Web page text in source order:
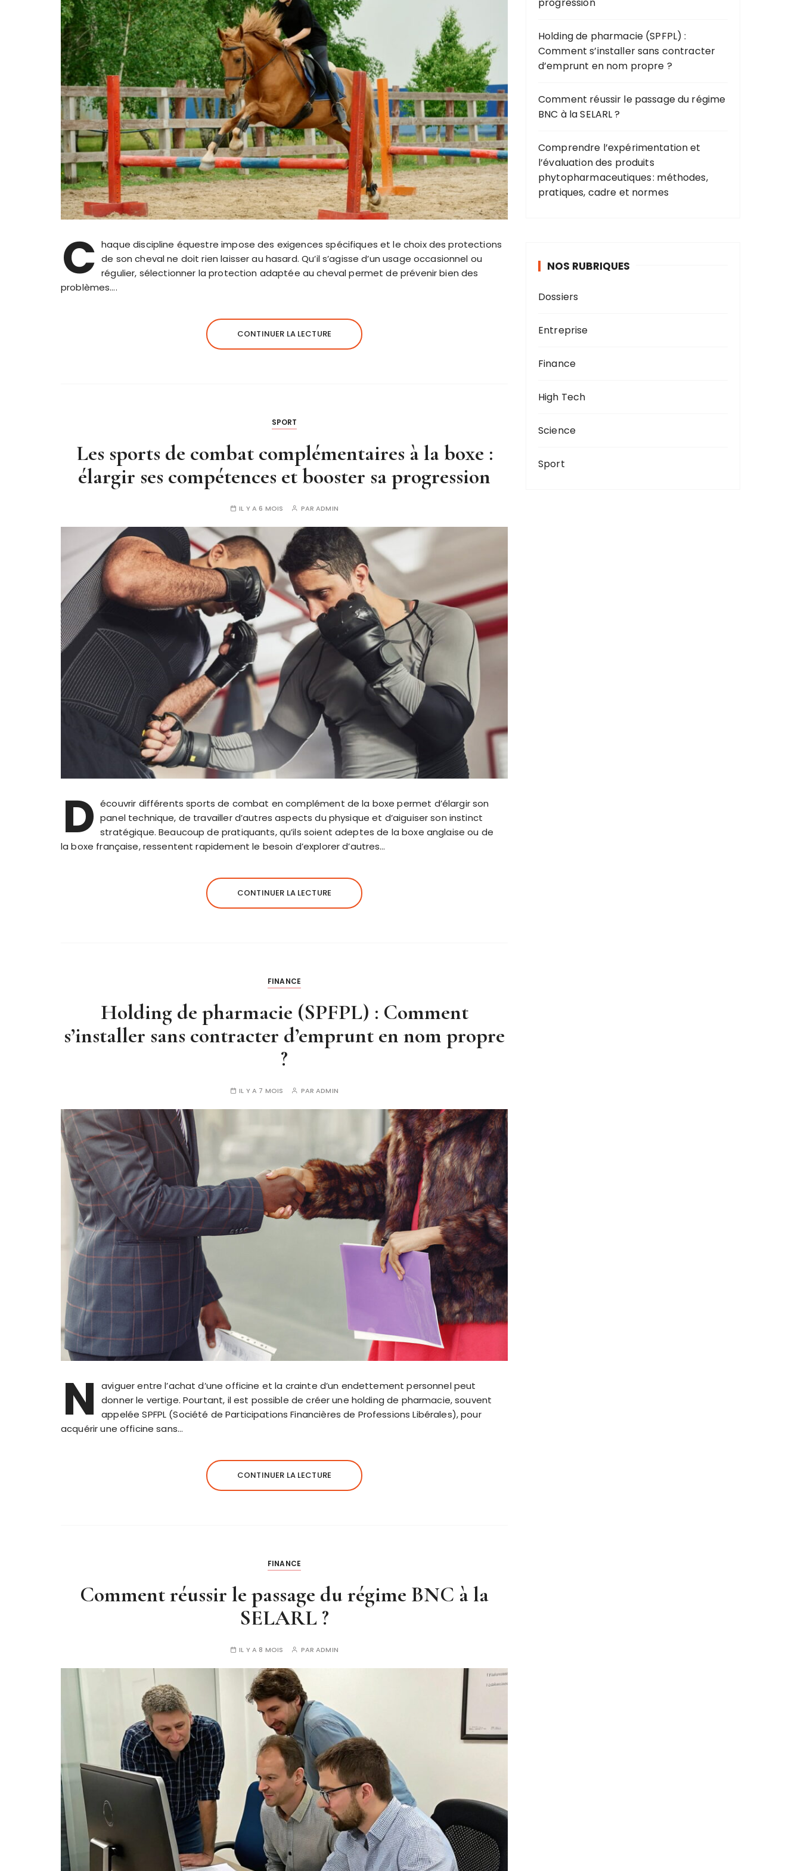
C haque discipline équestre impose des exigences spécifiques et le choix des protections
de son cheval ne doit rien laisser au hasard. Qu’il s’agisse d’un usage occasionnel ou
régulier, sélectionner la protection adaptée au cheval permet de prévenir bien des
problèmes….
CONTINUER LA LECTURE
SPORT
Les sports de combat complémentaires à la boxe :
élargir ses compétences et booster sa progression
IL Y A 6 MOIS PARADMIN
D écouvrir différents sports de combat en complément de la boxe permet d’élargir son
panel technique, de travailler d’autres aspects du physique et d’aiguiser son instinct
stratégique. Beaucoup de pratiquants, qu’ils soient adeptes de la boxe anglaise ou de
la boxe française, ressentent rapidement le besoin d’explorer d’autres…
CONTINUER LA LECTURE
FINANCE
Holding de pharmacie (SPFPL) : Comment
s’installer sans contracter d’emprunt en nom propre
?
IL Y A 7 MOIS PARADMIN
N
aviguer entre l’achat d’une officine et la crainte d’un endettement personnel peut
donner le vertige. Pourtant, il est possible de créer une holding de pharmacie, souvent
appelée SPFPL (Société de Participations Financières de Professions Libérales), pour
acquérir une officine sans…
CONTINUER LA LECTURE
FINANCE
Comment réussir le passage du régime BNC à la
SELARL ?
IL Y A 8 MOIS PARADMIN
progression
Holding de pharmacie (SPFPL) :
Comment s’installer sans contracter
d’emprunt en nom propre ?
Comment réussir le passage du régime
BNC à la SELARL ?
Comprendre l’expérimentation et
l’évaluation des produits
phytopharmaceutiques : méthodes,
pratiques, cadre et normes
NOS RUBRIQUES
Dossiers
Entreprise
Finance
High Tech
Science
Sport